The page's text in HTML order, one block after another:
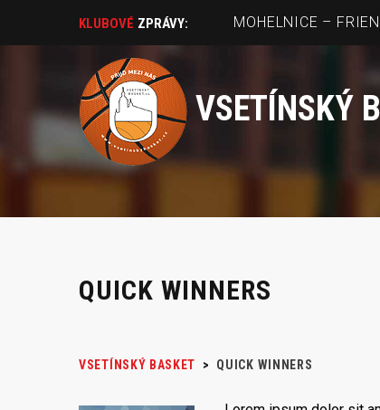
KLUBOVÉ ZPRÁVY:
VSETÍNSKÝ
QUICK WINNERS
VSETÍNSKÝ BASKET > QUICK WINNERS